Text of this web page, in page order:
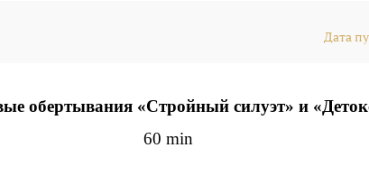
Дата
обертывания «Стройный силуэт» и
60 min